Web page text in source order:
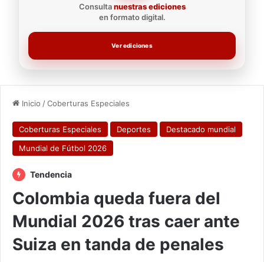
Consultanuestras ediciones
en formato digital.
Ver ediciones
Inicio /Coberturas Especiales
Coberturas Especiales Deportes
Destacado mundial
Mundial de Fútbol 2026
Tendencia
Colombia queda fuera del
Mundial 2026 tras caer ante
Suiza en tanda de penales